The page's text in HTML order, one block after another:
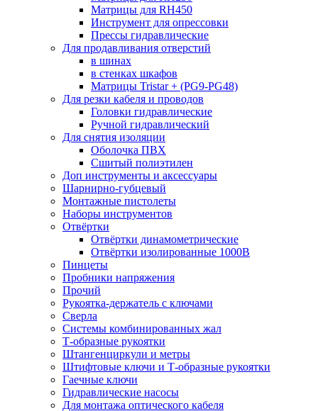
Матрицы для RH450
Инструмент для опрессовки
Прессы гидравлические
Для продавливания отверстий
в шинах
в стенках шкафов
Матрицы Tristar + (PG9-PG48)
Для резки кабеля и проводов
Головки гидравлические
Ручной гидравлический
Для снятия изоляции
Оболочка ПВХ
Сшитый полиэтилен
Доп инструменты и аксессуары
Шарнирно-губцевый
Монтажные пистолеты
Наборы инструментов
Отвёртки
Отвёртки динамометрические
Отвёртки изолированные 1000В
Пинцеты
Пробники напряжения
Прочий
Рукоятка-держатель с ключами
Сверла
Системы комбинированных жал
Т-образные рукоятки
Штангенциркули и метры
Штифтовые ключи и Т-образные рукоятки
Гаечные ключи
Гидравлические насосы
Для монтажа оптического кабеля